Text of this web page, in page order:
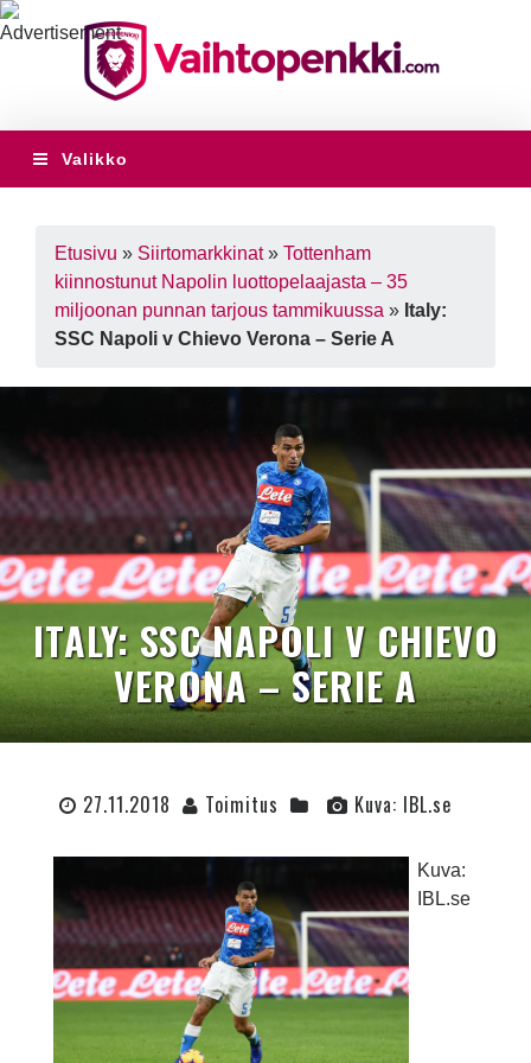
Valikko
Etusivu » Siirtomarkkinat» Tottenham
kiinnostunut Napolin luottopelaajasta – 35
miljoonan punnan tarjous tammikuussa » Italy:
SSC Napoli v Chievo Verona – Serie A
ITALY: SSC NAPOLI V CHIEVO
VERONA – SERIE A
27.11.2018 Toimitus Kuva: IBL.se
Kuva:
IBL.se